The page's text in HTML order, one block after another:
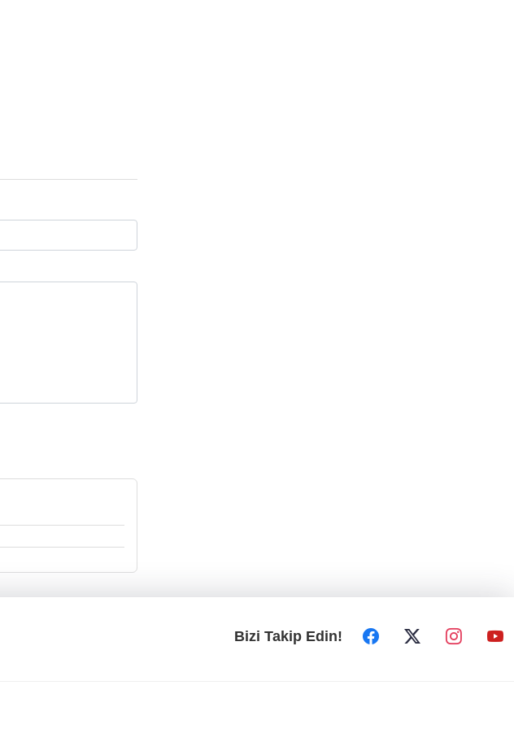
Bizi Takip Edin!